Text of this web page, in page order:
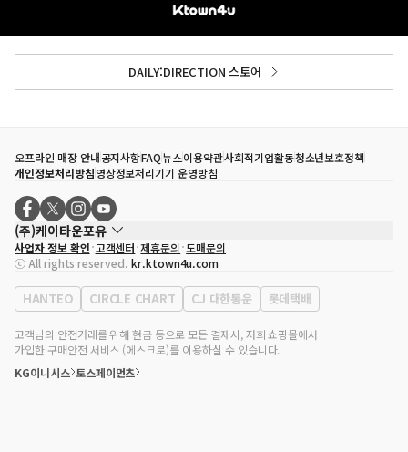
DAILY:DIRECTION 스토어
오프라인 매장 안내공지사항FAQ뉴스이용약관사회적기업활동청소년보호정책
개인정보처리방침영상정보처리기기 운영방침
(주)케이타운포유
대표자
송효민
사업자등록번호
120-87-71116
통신판매업 신고번호 제2011-서울강남-02223
대표전화
02-552-9855
사업자 정보 확인 고객센터 제휴문의 도매문의
ⓒ All rights reserved. kr.ktown4u.com
HANTEO CIRCLE CHART CJ 대한통운 롯데택배
고객님의 안전거래를 위해 현금 등으로 모든 결제시, 저희 쇼핑몰에서
가입한 구매안전 서비스 (에스크로)를 이용하실 수 있습니다.
KG이니시스 토스페이먼츠